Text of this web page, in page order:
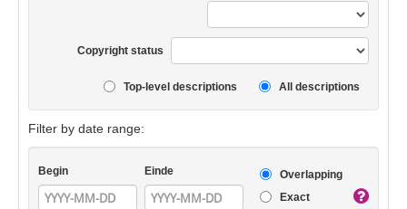
Copyright status
Top-level descriptions All descriptions
Filter by date range:
Begin Einde
Overlapping
Exact